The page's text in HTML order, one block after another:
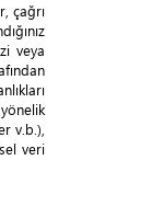
çağrı
veya
v.b.),
veri